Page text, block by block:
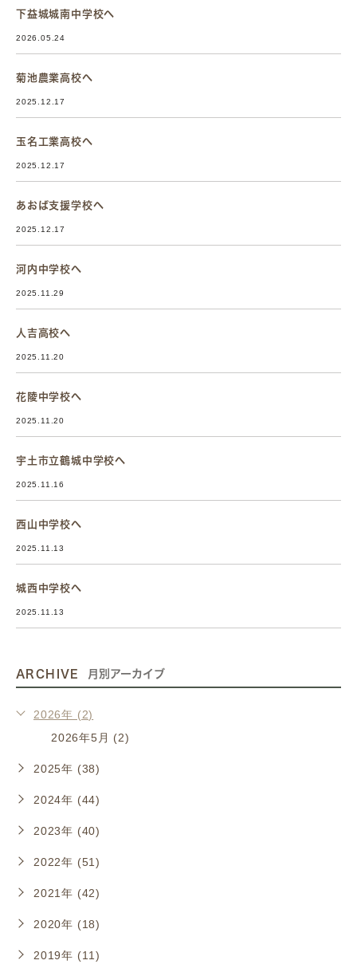
下益城城南中学校へ
2026.05.24
菊池農業高校へ
2025.12.17
玉名工業高校へ
2025.12.17
あおば支援学校へ
2025.12.17
河内中学校へ
2025.11.29
人吉高校へ
2025.11.20
花陵中学校へ
2025.11.20
宇土市立鶴城中学校へ
2025.11.16
西山中学校へ
2025.11.13
城西中学校へ
2025.11.13
ARCHIVE 月別アーカイブ
2026年 (2)
2026年5月 (2)
2025年 (38)
2024年 (44)
2023年 (40)
2022年 (51)
2021年 (42)
2020年 (18)
2019年 (11)